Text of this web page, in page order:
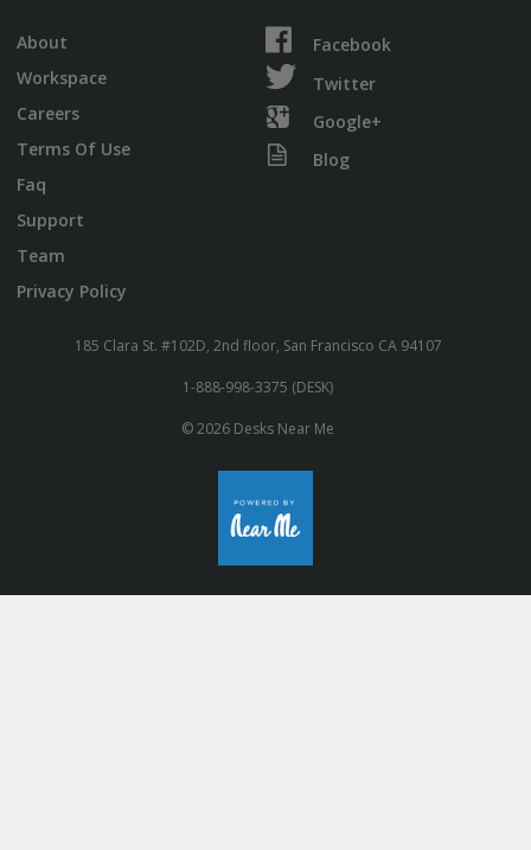
About
Workspace
Careers
Terms Of Use
Faq
Support
Team
Privacy Policy
Facebook
Twitter
Google+
Blog
185 Clara St. #102D, 2nd floor, San Francisco CA 94107
1-888-998-3375 (DESK)
© 2026 Desks Near Me